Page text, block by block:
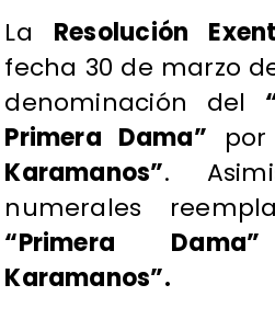
La Resolución
fecha 30 de marzo
denominación del
Primera Dama” por
Karamanos”.
numerales
“Primera
Karamanos”.